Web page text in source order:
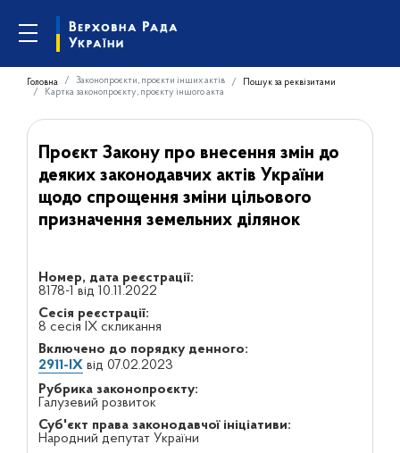
Головна Законопроєкти, проєкти інших актів
Пошук за реквізитами
Картка законопроєкту, проєкту іншого акта
Проєкт Закону про внесення змін до
деяких законодавчих актів України
щодо спрощення зміни цільового
призначення земельних ділянок
Номер, дата реєстрації:
8178-1 від 10.11.2022
Сесія реєстрації:
8 сесія IX скликання
Включено до порядку денного:
2911-IXвід 07.02.2023
Рубрика законопроєкту:
Галузевий розвиток
Суб'єкт права законодавчої ініціативи:
Народний депутат України